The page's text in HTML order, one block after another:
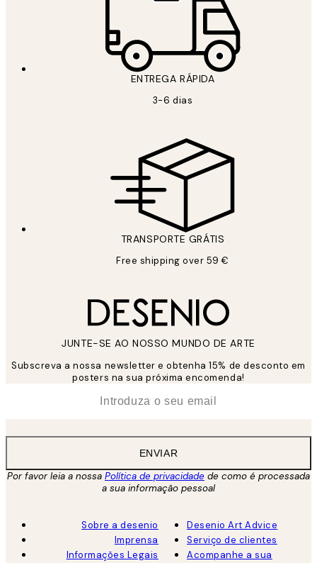
ENTREGA RÁPIDA
3-6 dias
TRANSPORTE GRÁTIS
Free shipping over 59 €
JUNTE-SE AO NOSSO MUNDO DE ARTE
Subscreva a nossa newsletter e obtenha 15% de desconto em
posters na sua próxima encomenda!
ENVIAR
Por favor leia a nossa Política de privacidade de como é processada
a sua informação pessoal
Sobre a desenio
Imprensa
Informações Legais
Desenio Art Advice
Serviço de clientes
Acompanhe a sua